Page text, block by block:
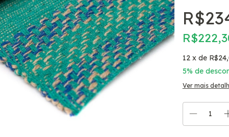
12 x de
5% de
Ver mais